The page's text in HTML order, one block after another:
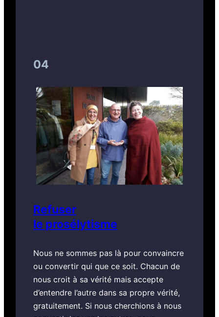
04
Refuser
le prosélytisme
Nous ne sommes pas là pour convaincre
ou convertir qui que ce soit. Chacun de
nous croit à sa vérité mais accepte
d’entendre l’autre dans sa propre vérité,
gratuitement. Si nous cherchions à nous